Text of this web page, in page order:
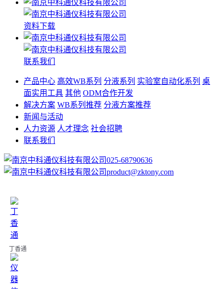
资料下载
联系我们
产品中心 高效WB系列 分液系列 实验室自动化系列 桌
面实用工具 其他 ODM合作开发
解决方案 WB系列推荐 分液方案推荐
新闻与活动
人力资源 人才理念 社会招聘
联系我们
025-68790636
product@zktony.com
丁香通